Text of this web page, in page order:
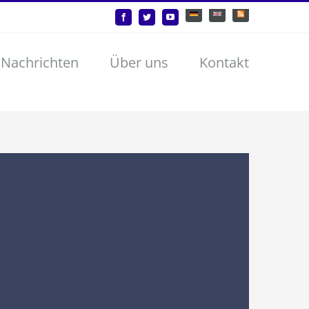
FacebookTwitterYouTubeDeutschEnglish Benutzerdefiniert
Über uns Kontakt